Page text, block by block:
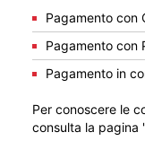
Pagamento con
Pagamento con
Pagamento in
Per conoscere le
consulta la pagina